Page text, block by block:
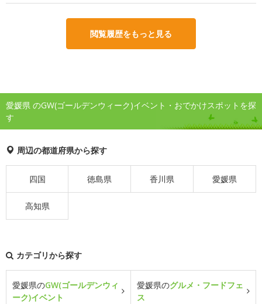
閲覧履歴をもっと見る
愛媛県 のGW(ゴールデンウィーク)イベント・おでかけスポットを探
す
周辺の都道府県から探す
四国 徳島県 香川県 愛媛県
高知県
カテゴリから探す
愛媛県のGW(ゴールデンウィ
ーク)イベント
愛媛県のグルメ・フードフェ
ス